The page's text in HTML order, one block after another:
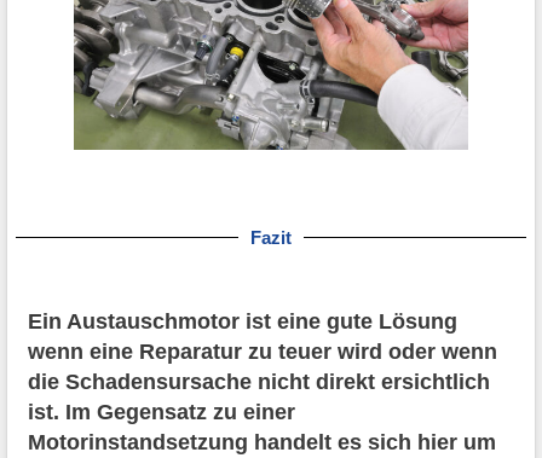
Fazit
Ein Austauschmotor ist eine gute Lösung
wenn eine Reparatur zu teuer wird oder wenn
die Schadensursache nicht direkt ersichtlich
ist. Im Gegensatz zu einer
Motorinstandsetzung handelt es sich hier um